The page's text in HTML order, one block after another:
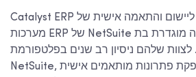
Catalyst ERP עובדת עם חברות ליישום והתאמה אישית של
מערכות ERP של NetSuite באמצעות מתודולוגיה מוגדרת בת
שלהם ניסיון רב שנים בפלטפורמת
NetSuite, והוא מתמקד באספקת פתרונות מותאמים אישית